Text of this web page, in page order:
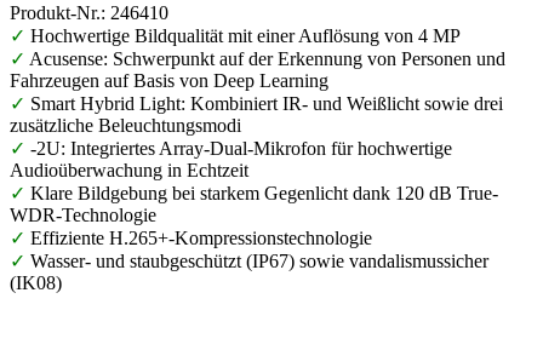
Produkt-Nr.: 246410
✓ Hochwertige Bildqualität mit einer Auflösung von 4 MP
✓ Acusense: Schwerpunkt auf der Erkennung von Personen und
Fahrzeugen auf Basis von Deep Learning
✓ Smart Hybrid Light: Kombiniert IR- und Weißlicht sowie drei
zusätzliche Beleuchtungsmodi
✓ -2U: Integriertes Array-Dual-Mikrofon für hochwertige
Audioüberwachung in Echtzeit
✓ Klare Bildgebung bei starkem Gegenlicht dank 120 dB True-
WDR-Technologie
✓ Effiziente H.265+-Kompressionstechnologie
✓ Wasser- und staubgeschützt (IP67) sowie vandalismussicher
(IK08)